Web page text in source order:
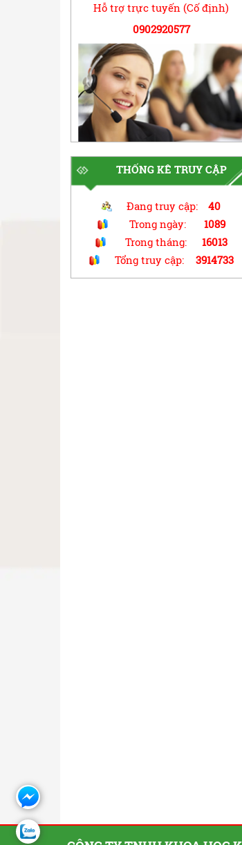
Hỗ trợ trực tuyến (Cố định)
0902920577
THỐNG KÊ TRUY CẬP
Đang truy cập:
40
Trong ngày:
1089
Trong tháng:
16013
Tổng truy cập:
3914733